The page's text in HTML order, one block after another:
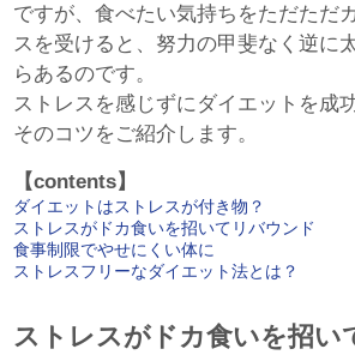
ですが、食べたい気持ちをただただ
スを受けると、努力の甲斐なく逆に
らあるのです。
ストレスを感じずにダイエットを成
そのコツをご紹介します。
【contents】
ダイエットはストレスが付き物？
ストレスがドカ食いを招いてリバウンド
食事制限でやせにくい体に
ストレスフリーなダイエット法とは？
ストレスがドカ食いを招い